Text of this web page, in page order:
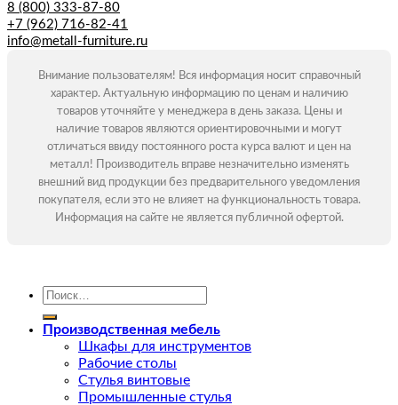
8 (800) 333-87-80
+7 (962) 716-82-41
info@metall-furniture.ru
Внимание пользователям! Вся информация носит справочный
характер. Актуальную информацию по ценам и наличию
товаров уточняйте у менеджера в день заказа. Цены и
наличие товаров являются ориентировочными и могут
отличаться ввиду постоянного роста курса валют и цен на
металл! Производитель вправе незначительно изменять
внешний вид продукции без предварительного уведомления
покупателя, если это не влияет на функциональность товара.
Информация на сайте не является публичной офертой.
Искать:
Производственная мебель
Шкафы для инструментов
Рабочие столы
Стулья винтовые
Промышленные стулья